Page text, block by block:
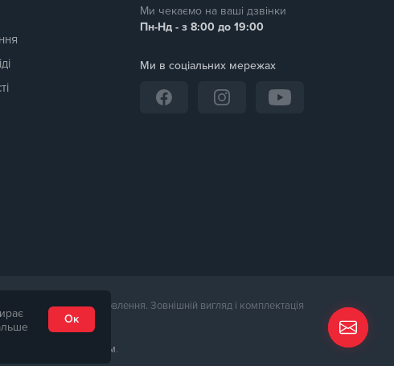
Ми чекаємо на ваші дзвінки
Пн-Нд - з 8:00 до 19:00
Ми в соціальних мережах
підтвердження замовлення. Зовнішній вигляд і комплектація
за посиланням.
Ок